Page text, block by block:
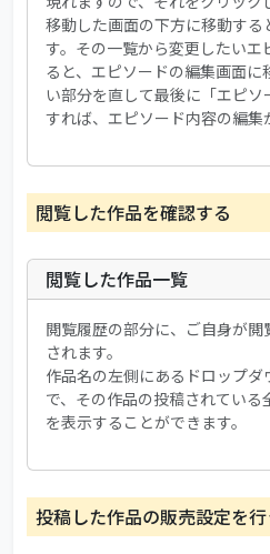
移動した画面の下方に移動す
す。その一覧から変更したいエ
ると、エピソードの編集画面に
い部分を直して最後に「エピ
すれば、エピソード内容の編集
閲覧した作品を確認する
閲覧した作品一覧
閲覧履歴の部分に、ご自身が
されます。
作品名の左側にあるドロップ
で、その作品の投稿されてい
を表示することができます。
投稿した作品の販売設定を行